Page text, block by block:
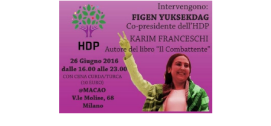
CINEMA
MANIFESTI
MUSICA
RECENSIONI
INTERNAZIONALE